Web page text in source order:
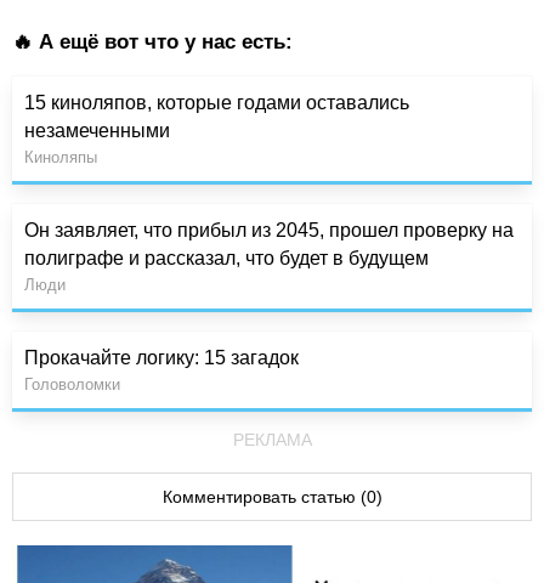
🔥 А ещё вот что у нас есть:
15 киноляпов, которые годами оставались
незамеченными
Киноляпы
Он заявляет, что прибыл из 2045, прошел проверку на
полиграфе и рассказал, что будет в будущем
Люди
Прокачайте логику: 15 загадок
Головоломки
РЕКЛАМА
Комментировать статью (0)